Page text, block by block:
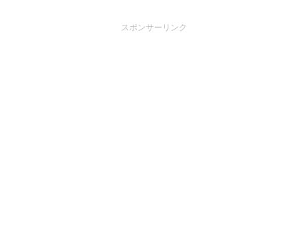
スポンサーリンク